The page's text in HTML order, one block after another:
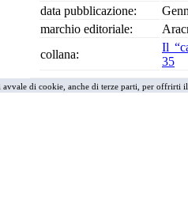
data pubblicazione:
marchio editoriale:
collana:
Il
35
avvale di cookie, anche di terze parti, per